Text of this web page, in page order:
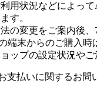
用状況などによっ
す。
の変更をご案内後
端末からのご購入時
ップの設定状況や
支払いに関するお問